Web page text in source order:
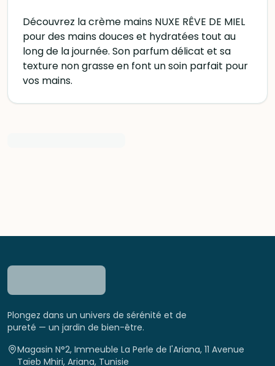
Découvrez la crème mains NUXE RÊVE DE MIEL
pour des mains douces et hydratées tout au
long de la journée. Son parfum délicat et sa
texture non grasse en font un soin parfait pour
vos mains.
Plongez dans un univers de sérénité et de
pureté — un jardin de bien-être.
Magasin N°2, Immeuble La Perle de l'Ariana, 11 Avenue
Taïeb Mhiri, Ariana, Tunisie